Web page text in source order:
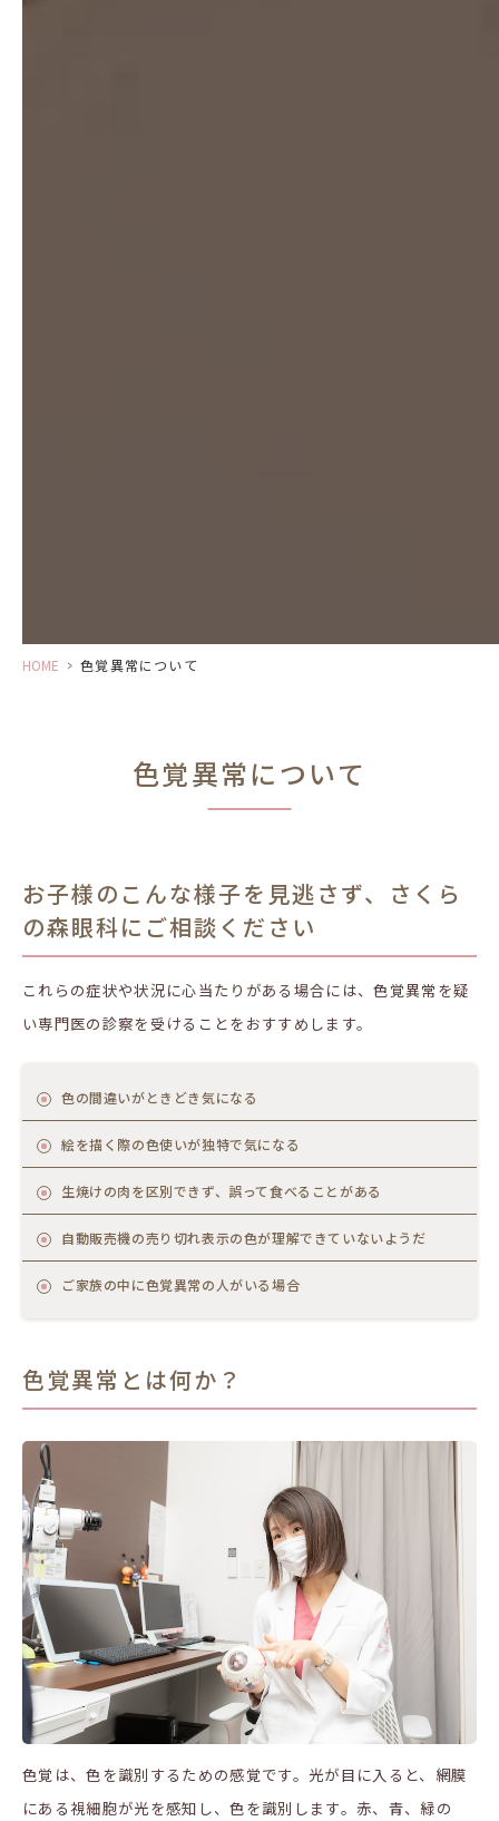
HOME > 色覚異常について
色覚異常について
お子様のこんな様子を見逃さず、さくら
の森眼科にご相談ください
これらの症状や状況に心当たりがある場合には、色覚異常を疑
い専門医の診察を受けることをおすすめします。
色の間違いがときどき気になる
絵を描く際の色使いが独特で気になる
生焼けの肉を区別できず、誤って食べることがある
自動販売機の売り切れ表示の色が理解できていないようだ
ご家族の中に色覚異常の人がいる場合
色覚異常とは何か？
色覚は、色を識別するための感覚です。光が目に入ると、網膜
にある視細胞が光を感知し、色を識別します。赤、青、緑の